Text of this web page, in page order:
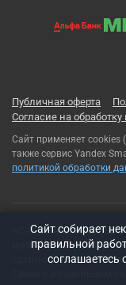
Публичная оферта
Согласие на
Сайт применяет cookies (
также сервис Yandex
политикой обработки
RC-Russia 2013-
материалов с сайта
администрации сайта
Cайт собирает
правильной
соглашаетесь